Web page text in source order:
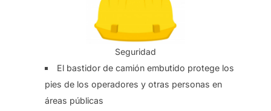
Seguridad
El bastidor de camión embutido protege los
pies de los operadores y otras personas en
áreas públicas